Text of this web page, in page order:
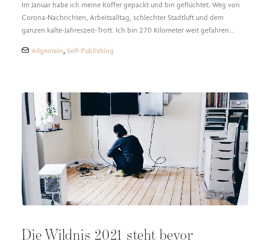
Im Januar habe ich meine Koffer gepackt und bin geflüchtet. Weg von
Corona-Nachrichten, Arbeitsalltag, schlechter Stadtluft und dem
ganzen kalte-Jahreszeit-Trott. Ich bin 270 Kilometer weit gefahren…
Allgemein, Self-Publishing
Die Wildnis 2021 steht bevor